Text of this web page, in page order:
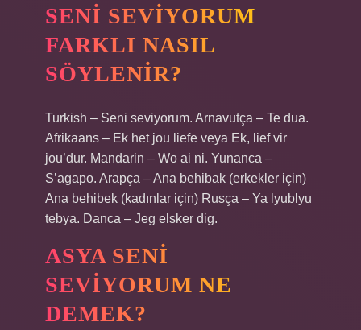
SENI SEVIYORUM
FARKLI NASIL
SÖYLENIR?
Turkish – Seni seviyorum. Arnavutça – Te dua.
Afrikaans – Ek het jou liefe veya Ek, lief vir
jou’dur. Mandarin – Wo ai ni. Yunanca –
S’agapo. Arapça – Ana behibak (erkekler için)
Ana behibek (kadınlar için) Rusça – Ya lyublyu
tebya. Danca – Jeg elsker dig.
ASYA SENI
SEVIYORUM NE
DEMEK?